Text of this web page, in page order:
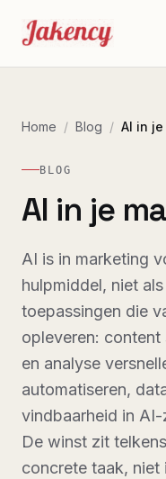
Home / Blog / AI in
BLOG
AI in je
AI is in marketing
hulpmiddel, niet
toepassingen die
opleveren:
en analyse
automatiseren,
vindbaarheid in
De winst zit
concrete taak,